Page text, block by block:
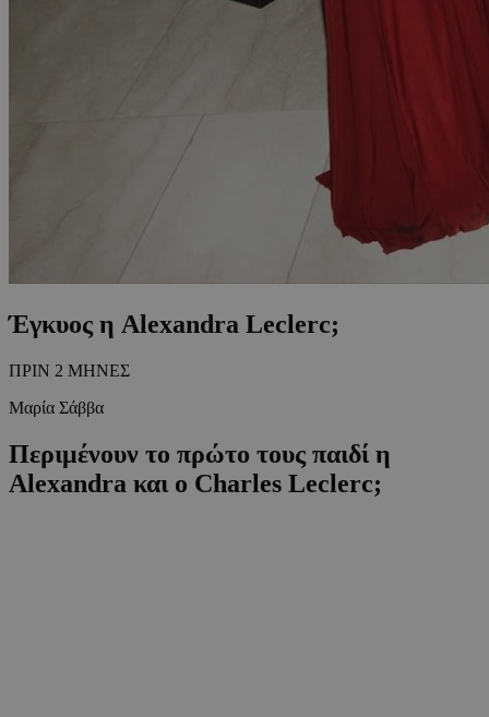
Έγκυος η Alexandra Leclerc;
ΠΡΙΝ 2 ΜΗΝΕΣ
Μαρία Σάββα
Περιμένουν το πρώτο τους παιδί η
Alexandra και ο Charles Leclerc;